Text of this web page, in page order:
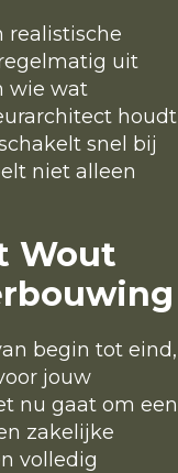
realistische
uit
wie wat
houdt
snel bij
niet alleen
Wout
begin tot eind,
jouw
nu gaat om een
zakelijke
volledig